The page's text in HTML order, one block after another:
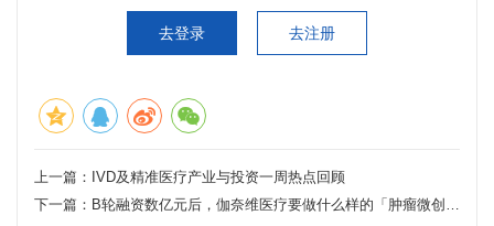
去登录 去注册
上一篇： IVD及精准医疗产业与投资一周热点回顾
下一篇： B轮融资数亿元后，伽奈维医疗要做什么样的「肿瘤微创机器人」？